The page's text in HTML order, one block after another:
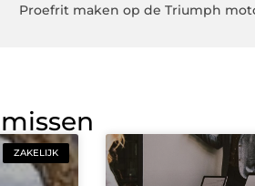
Proefrit maken op de Triumph
ZAKELIJK